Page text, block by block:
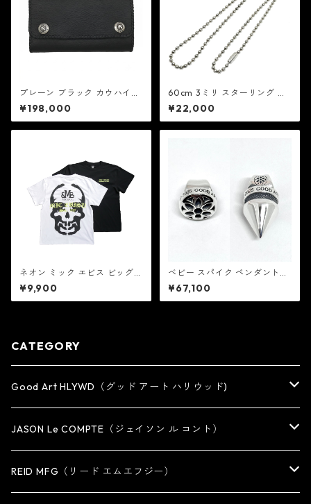
プレーン ブラック カウハイ
ド：REID MFG リード エムエ
フジー
¥198,000
60cm 3ミリ スターリング シ
ルバー ボール チェーン：MIC
ミック
¥22,000
ネオン ミック エビス ビッグ
スカル Tシャツ：MIC&Co. ミ
ック アンド コー
¥9,900
ベビー スパイク ペンダント：
Good Art HLYWD グッド ア
ート ハリウッド
¥67,100
CATEGORY
Good Art HLYWD（グッド アート ハリウッド)
RING
EARRING・EAR CUFF
JASON Le COMPTE（ジェイソン ル コント）
NECKLACE
REID MFG（リード エムエフジー）